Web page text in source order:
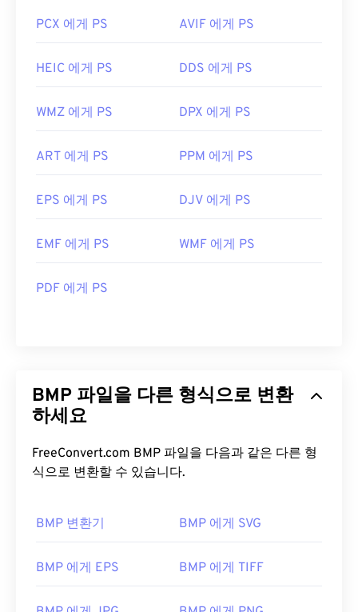
PCX 에게 PS AVIF 에게 PS
HEIC 에게 PS DDS 에게 PS
WMZ 에게 PS DPX 에게 PS
ART 에게 PS PPM 에게 PS
EPS 에게 PS DJV 에게 PS
EMF 에게 PS WMF 에게 PS
PDF 에게 PS
BMP 파일을 다른 형식으로 변환
하세요
FreeConvert.com BMP 파일을 다음과 같은 다른 형
식으로 변환할 수 있습니다.
BMP 변환기 BMP 에게 SVG
BMP 에게 EPS BMP 에게 TIFF